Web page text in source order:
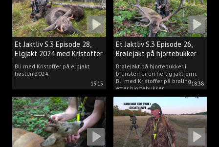
19:15
Et Jaktliv S.3 Episode 28,
Elgjakt 2024 med Kristoffer
Clausen
Bli med Kristoffer på elgjakt
høsten 2024.
18:38
Et Jaktliv S.3 Episode 26,
Brølejakt på hjortebukker
med Kristoffer Clausen
Brølejakt på hjortebukker i
brunsten er en heftig jaktform.
Bli med Kristoffer på brøling
etter hjortebukker.